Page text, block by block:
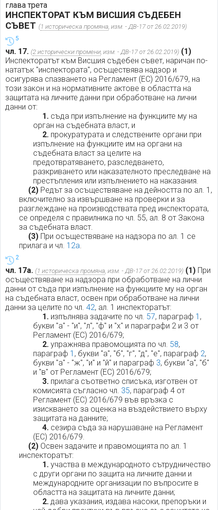
глава трета
ИНСПЕКТОРАТ КЪМ ВИСШИЯ СЪДЕБЕН
СЪВЕТ (1 историческа промяна, изм. - ДВ-17 от 26.02.2019)
5
чл. 17. (2 исторически промени, изм. - ДВ-17 от 26.02.2019) (1)
Инспекторатът към Висшия съдебен съвет, наричан по-
нататък "инспектората", осъществява надзор и
осигурява спазването на Регламент (ЕС) 2016/679, на
този закон и на нормативните актове в областта на
защитата на личните данни при обработване на лични
данни от:
1.съда при изпълнение на функциите му на
орган на съдебната власт, и
2.прокуратурата и следствените органи при
изпълнение на функциите им на органи на
съдебната власт за целите на
предотвратяването, разследването,
разкриването или наказателното преследване на
престъпления или изпълнението на наказания.
(2) Редът за осъществяване на дейността по ал. 1,
включително за извършване на проверки и за
разглеждане на производствата пред инспектората,
се определя с правилника по чл. 55, ал. 8 от Закона
за съдебната власт.
(3) При осъществяване на надзора по ал. 1 се
прилага и чл. 12а.
2
чл. 17а. (1 историческа промяна, изм. - ДВ-17 от 26.02.2019) (1) При
осъществяване на надзора при обработване на лични
данни от съда при изпълнение на функциите му на орган
на съдебната власт, освен при обработване на лични
данни за целите по чл. 42, ал. 1 инспекторатът:
1.изпълнява задачите по чл. 57, параграф 1 ,
букви "а" - "и", "л", "ф" и "х" и параграфи 2 и 3 от
Регламент (ЕС) 2016/679;
2.упражнява правомощията по чл. 58,
параграф 1 , букви "а", "б", "г", "д", "е", параграф 2,
букви "а" - "ж", "и" и "й" и параграф 3, букви "а", "б"
и "в" от Регламент (ЕС) 2016/679;
3.прилага съответно списъка, изготвен от
комисията съгласно чл. 35, параграф 4 от
Регламент (ЕС) 2016/679 във връзка с
изискването за оценка на въздействието върху
защитата на данните;
4.сезира съда за нарушаване на Регламент
(ЕС) 2016/679.
(2) Освен задачите и правомощията по ал. 1
инспекторатът:
1.участва в международното сътрудничество
с други органи по защита на личните данни и
международните организации по въпросите в
областта на защитата на личните данни;
2.дава указания, издава насоки, препоръки и